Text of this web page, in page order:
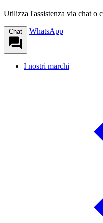
Utilizza l'assistenza via chat o
Chat WhatsApp
I nostri marchi